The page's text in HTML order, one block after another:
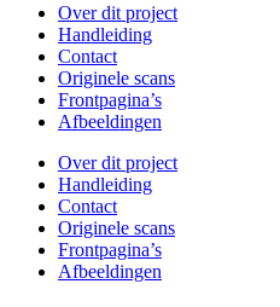
Over dit project
Handleiding
Contact
Originele scans
Frontpagina’s
Afbeeldingen
Over dit project
Handleiding
Contact
Originele scans
Frontpagina’s
Afbeeldingen